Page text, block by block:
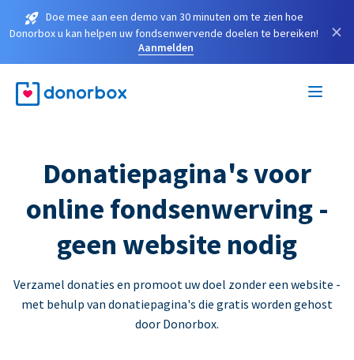
Doe mee aan een demo van 30 minuten om te zien hoe
Donorbox u kan helpen uw fondsenwervende doelen te bereiken!
Aanmelden
×
Donatiepagina's voor
online fondsenwerving -
geen website nodig
Verzamel donaties en promoot uw doel zonder een website -
met behulp van donatiepagina's die gratis worden gehost
door Donorbox.